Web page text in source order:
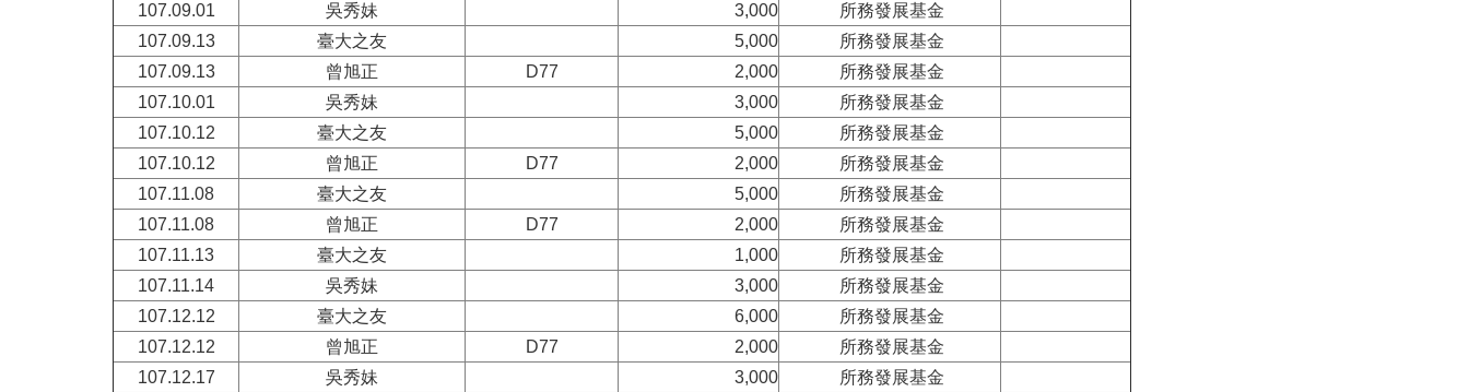
107.09.01
吳秀妹 3,000
所務發展基金
107.09.13
臺大之友 5,000
所務發展基金
107.09.13
曾旭正 D77 2,000
所務發展基金
107.10.01
吳秀妹 3,000
所務發展基金
107.10.12
臺大之友 5,000
所務發展基金
107.10.12
曾旭正 D77 2,000
所務發展基金
107.11.08
臺大之友 5,000
所務發展基金
107.11.08
曾旭正 D77 2,000
所務發展基金
107.11.13
臺大之友 1,000
所務發展基金
107.11.14
吳秀妹 3,000
所務發展基金
107.12.12
臺大之友 6,000
所務發展基金
107.12.12
曾旭正 D77 2,000
所務發展基金
107.12.17
吳秀妹 3,000
所務發展基金